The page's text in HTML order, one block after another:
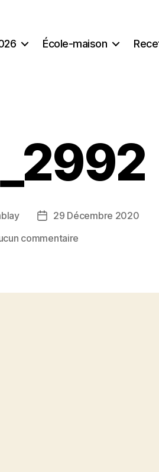
École-maison
Date
l’article
29 Décembre 2020
commentaire